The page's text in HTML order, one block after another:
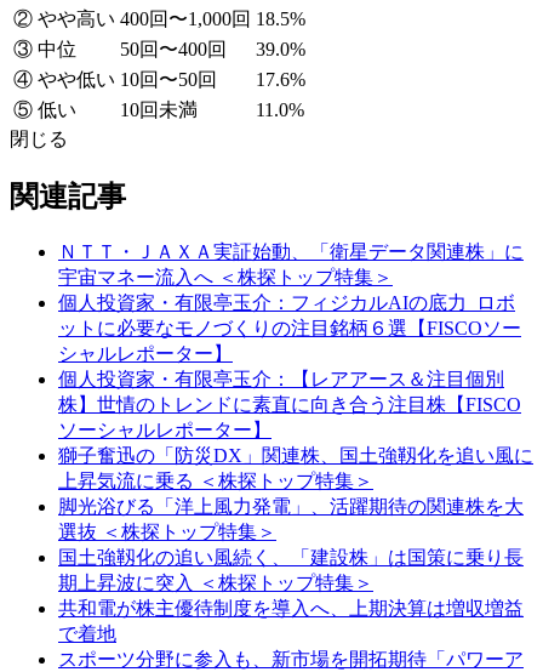
② やや高い 400回〜1,000回 18.5%
③ 中位
50回〜400回
39.0%
④ やや低い 10回〜50回
17.6%
⑤ 低い
10回未満
11.0%
閉じる
関連記事
ＮＴＴ・ＪＡＸＡ実証始動、「衛星データ関連株」に
宇宙マネー流入へ ＜株探トップ特集＞
個人投資家・有限亭玉介：フィジカルAIの底力_ロボ
ットに必要なモノづくりの注目銘柄６選【FISCOソー
シャルレポーター】
個人投資家・有限亭玉介：【レアアース＆注目個別
株】世情のトレンドに素直に向き合う注目株【FISCO
ソーシャルレポーター】
獅子奮迅の「防災DX」関連株、国土強靱化を追い風に
上昇気流に乗る ＜株探トップ特集＞
脚光浴びる「洋上風力発電」、活躍期待の関連株を大
選抜 ＜株探トップ特集＞
国土強靱化の追い風続く、「建設株」は国策に乗り長
期上昇波に突入 ＜株探トップ特集＞
共和電が株主優待制度を導入へ、上期決算は増収増益
で着地
スポーツ分野に参入も、新市場を開拓期待「パワーア